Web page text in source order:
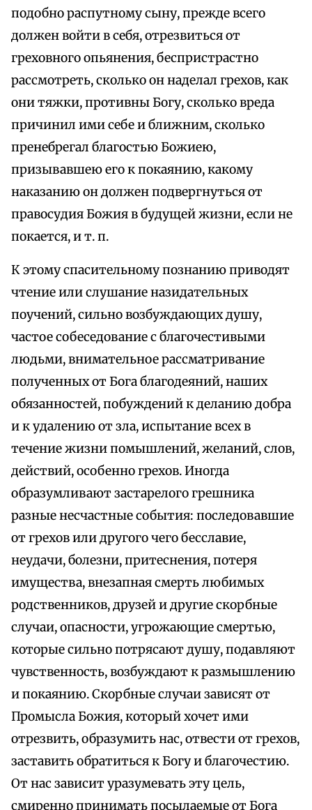
подобно распутному сыну, прежде всего
должен войти в себя, отрезвиться от
греховного опьянения, беспристрастно
рассмотреть, сколько он наделал грехов, как
они тяжки, противны Богу, сколько вреда
причинил ими себе и ближним, сколько
пренебрегал благостью Божиею,
призывавшею его к покаянию, какому
наказанию он должен подвергнуться от
правосудия Божия в будущей жизни, если не
покается, и т. п.
К этому спасительному познанию приводят
чтение или слушание назидательных
поучений, сильно возбуждающих душу,
частое собеседование с благочестивыми
людьми, внимательное рассматривание
полученных от Бога благодеяний, наших
обязанностей, побуждений к деланию добра
и к удалению от зла, испытание всех в
течение жизни помышлений, желаний, слов,
действий, особенно грехов. Иногда
образумливают застарелого грешника
разные несчастные события: последовавшие
от грехов или другого чего бесславие,
неудачи, болезни, притеснения, потеря
имущества, внезапная смерть любимых
родственников, друзей и другие скорбные
случаи, опасности, угрожающие смертью,
которые сильно потрясают душу, подавляют
чувственность, возбуждают к размышлению
и покаянию. Скорбные случаи зависят от
Промысла Божия, который хочет ими
отрезвить, образумить нас, отвести от грехов,
заставить обратиться к Богу и благочестию.
От нас зависит уразумевать эту цель,
смиренно принимать посылаемые от Бога